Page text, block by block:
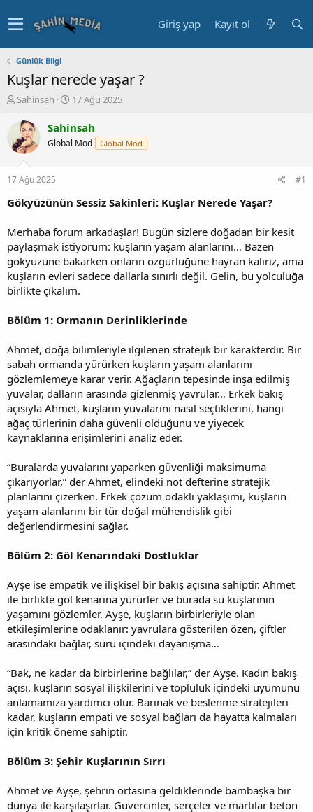
Giriş yap Kayıt ol
Günlük Bilgi
Kuşlar nerede yaşar ?
K
n
u
y
b
a
ş
t
a
n
Sahinsah
B
ş
l
a
ç
r
i
h
i
17 Ağu 2025
Sahinsah
Global Mod Global Mod
17 Ağu 2025 #1
Gökyüzünün Sessiz Sakinleri: Kuşlar Nerede Yaşar?
Merhaba forum arkadaşlar! Bugün sizlere doğadan bir kesit
paylaşmak istiyorum: kuşların yaşam alanlarını… Bazen
gökyüzüne bakarken onların özgürlüğüne hayran kalırız, ama
kuşların evleri sadece dallarla sınırlı değil. Gelin, bu yolculuğa
birlikte çıkalım.
Bölüm 1: Ormanın Derinliklerinde
Ahmet, doğa bilimleriyle ilgilenen stratejik bir karakterdir. Bir
sabah ormanda yürürken kuşların yaşam alanlarını
gözlemlemeye karar verir. Ağaçların tepesinde inşa edilmiş
yuvalar, dalların arasında gizlenmiş yavrular… Erkek bakış
açısıyla Ahmet, kuşların yuvalarını nasıl seçtiklerini, hangi
ağaç türlerinin daha güvenli olduğunu ve yiyecek
kaynaklarına erişimlerini analiz eder.
“Buralarda yuvalarını yaparken güvenliği maksimuma
çıkarıyorlar,” der Ahmet, elindeki not defterine stratejik
planlarını çizerken. Erkek çözüm odaklı yaklaşımı, kuşların
yaşam alanlarını bir tür doğal mühendislik gibi
değerlendirmesini sağlar.
Bölüm 2: Göl Kenarındaki Dostluklar
Ayşe ise empatik ve ilişkisel bir bakış açısına sahiptir. Ahmet
ile birlikte göl kenarına yürürler ve burada su kuşlarının
yaşamını gözlemler. Ayşe, kuşların birbirleriyle olan
etkileşimlerine odaklanır: yavrulara gösterilen özen, çiftler
arasındaki bağlar, sürü içindeki dayanışma…
“Bak, ne kadar da birbirlerine bağlılar,” der Ayşe. Kadın bakış
açısı, kuşların sosyal ilişkilerini ve topluluk içindeki uyumunu
anlamamıza yardımcı olur. Barınak ve beslenme stratejileri
kadar, kuşların empati ve sosyal bağları da hayatta kalmaları
için kritik öneme sahiptir.
Bölüm 3: Şehir Kuşlarının Sırrı
Ahmet ve Ayşe, şehrin ortasına geldiklerinde bambaşka bir
dünya ile karşılaşırlar. Güvercinler, serçeler ve martılar beton